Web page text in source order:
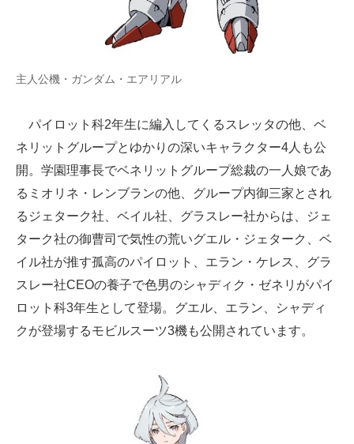
主人公機・ガンダム・エアリアル
パイロット科2年生に編入してくるスレッタの他、ベ
ネリットグループとゆかりの深いキャラクター4人も公
開。学園理事長でベネリットグループ総裁の一人娘であ
るミオリネ・レンブランの他、グループ内御三家とされ
るジェターク社、ベイル社、グラスレー社からは、ジェ
ターク社の御曹司で気性の荒いグエル・ジェターク、ベ
イル社が推す孤高のパイロット、エラン・ケレス、グラ
スレー社CEOの養子で色男のシャディク・ゼネリがパイ
ロット科3年生として登場。グエル、エラン、シャディ
クが登場するモビルスーツ3機も公開されています。